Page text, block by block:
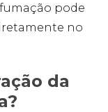
pode
no
da